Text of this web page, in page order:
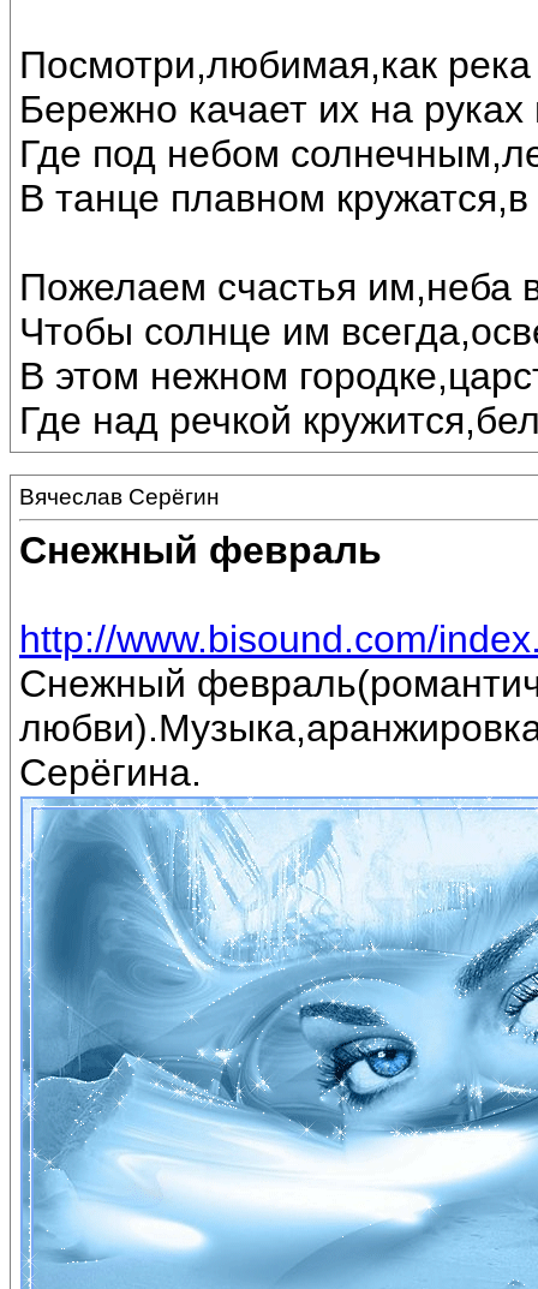
Посмотри,любимая,как река
Бережно качает их на
Где под небом
В танце плавном
Пожелаем счастья им,неба
Чтобы солнце им
В этом нежном
Где над речкой
Вячеслав Серёгин
Снежный февраль
http://www.bisound.com/
Снежный
Серёгина.